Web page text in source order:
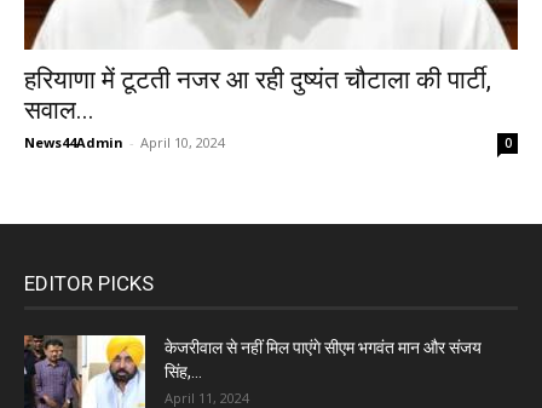
हरियाणा में टूटती नजर आ रही दुष्यंत चौटाला की पार्टी,
सवाल...
News44Admin - April 10, 2024 0
EDITOR PICKS
केजरीवाल से नहीं मिल पाएंगे सीएम भगवंत मान और संजय
सिंह,...
April 11, 2024